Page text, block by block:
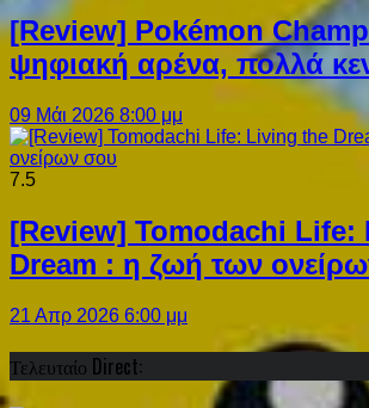
[Review] Pokémon
ψηφιακή αρένα, πολλά
09 Μάι 2026 8:00 μμ
7.5
[Review] Tomodachi Life:
Dream : η ζωή των
21 Απρ 2026 6:00 μμ
Τελευταίο Direct: